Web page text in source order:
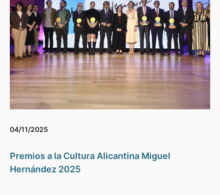
04/11/2025
Premios a la Cultura Alicantina Miguel
Hernández 2025